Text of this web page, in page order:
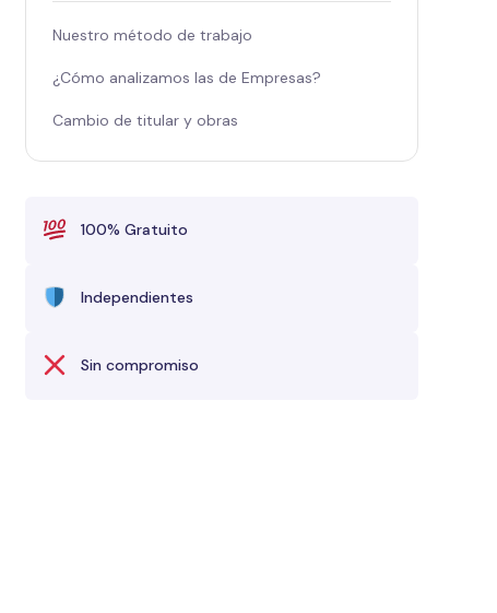
Nuestro método de trabajo
¿Cómo analizamos las de Empresas?
Cambio de titular y obras
100% Gratuito
Independientes
Sin compromiso